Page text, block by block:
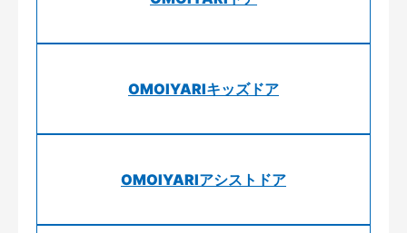
OMOIYARIキッズドア
OMOIYARIアシストドア